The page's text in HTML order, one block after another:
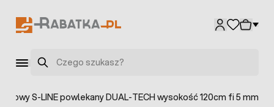
Szukaj
S-LINE powlekany DUAL-TECH wysokość 120cm fi 5 mm